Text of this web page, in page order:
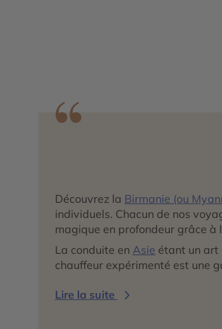
Découvrez la Birmanie (ou
individuels. Chacun de nos
magique en profondeur grâce à
La conduite en Asie étant un art
chauffeur expérimenté est une
Lire la suite